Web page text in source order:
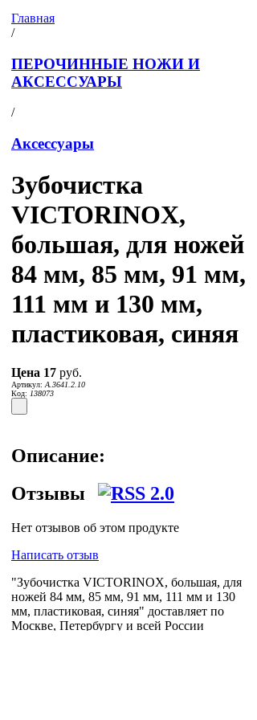
Главная
/
ПЕРОЧИННЫЕ НОЖИ И
АКСЕССУАРЫ
/
Аксессуары
Зубочистка
VICTORINOX,
большая, для ножей
84 мм, 85 мм, 91 мм,
111 мм и 130 мм,
пластиковая, синяя
Цена 17 руб.
Артикул: A.3641.2.10
Код: 138073
Описание:
Отзывы
Нет отзывов об этом продукте
Написать отзыв
"Зубочистка VICTORINOX, большая, для
ножей 84 мм, 85 мм, 91 мм, 111 мм и 130
мм, пластиковая, синяя" доставляет по
Москве, Петербургу и всей России